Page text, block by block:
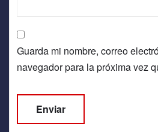
Guarda mi nombre, correo
navegador para la próxima vez